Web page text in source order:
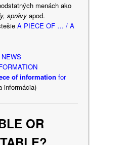
menách ako
správyapod.
A PIECE OF … / A
NEWS
of information for
informácia)
OR